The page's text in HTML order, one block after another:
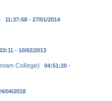
11:37:58 - 27/01/2014
- 10/02/2013
College) 04:51:20 -
04/2018